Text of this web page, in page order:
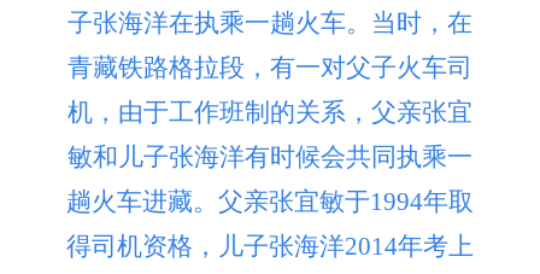
子张海洋在执乘一趟火车。当时，在
青藏铁路格拉段，有一对父子火车司
机，由于工作班制的关系，父亲张宜
敏和儿子张海洋有时候会共同执乘一
趟火车进藏。父亲张宜敏于1994年取
得司机资格，儿子张海洋2014年考上